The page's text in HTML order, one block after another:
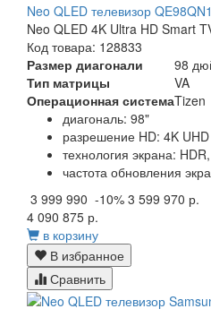
Neo QLED телевизор
Neo QLED 4K Ultra HD Smart
Код товара: 128833
Размер диагонали
98
Тип матрицы
VA
Операционная системаTizen
диагональ: 98"
разрешение HD: 4K UHD
технология экрана:
частота обновления
3 999 990 -10% 3 599 970 р.
4 090 875 р.
в корзину
В избранное
Сравнить